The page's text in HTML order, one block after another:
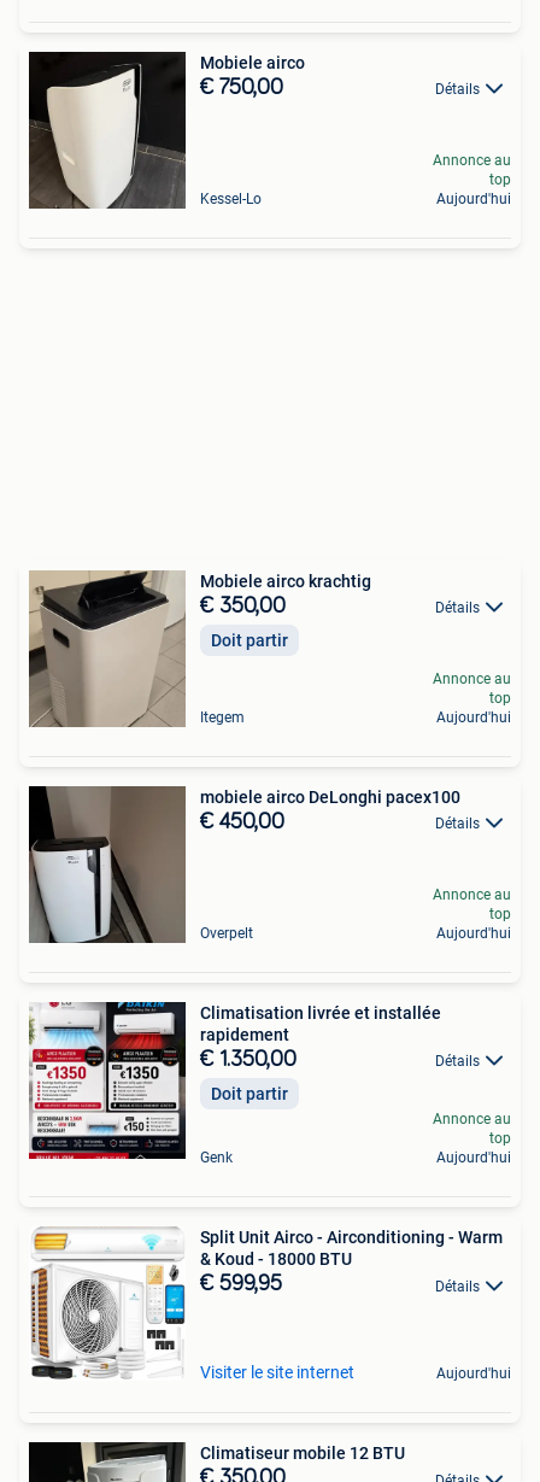
Mobiele airco
€ 750,00 Détails
Kessel-Lo
Annonce au
top
Aujourd'hui
Mobiele airco krachtig
€ 350,00 Détails
Doit partir
Itegem
Annonce au
top
Aujourd'hui
mobiele airco DeLonghi pacex100
€ 450,00 Détails
Overpelt
Annonce au
top
Aujourd'hui
Climatisation livrée et installée
rapidement
€ 1.350,00 Détails
Doit partir
Genk
Annonce au
top
Aujourd'hui
Split Unit Airco - Airconditioning - Warm
& Koud - 18000 BTU
€ 599,95 Détails
Visiter le site internet Aujourd'hui
Climatiseur mobile 12 BTU